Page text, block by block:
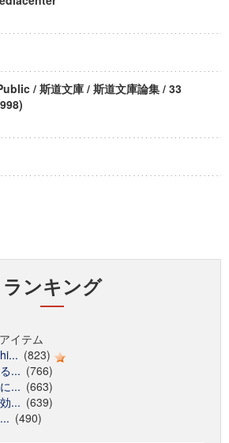
/ 斯道文庫 / 斯道文庫論集 / 33
ランキング
イテム
(823)
... (766)
... (663)
... (639)
(490)